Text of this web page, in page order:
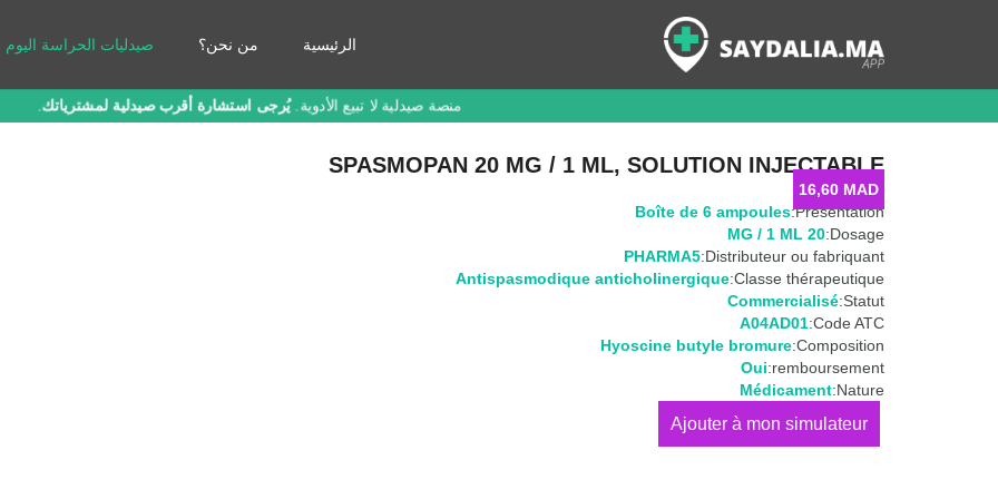
الرئيسية من نحن؟ صيدليات الحراسة اليوم
منصة صيدلية لا تبيع الأدوية.يُرجى استشارة أقرب صيدلية لمشترياتك.
SPASMOPAN 20 MG / 1 ML, SOLUTION INJECTABLE
16,60 MAD
Présentation:
Boîte de 6 ampoules
Dosage:
20 MG / 1 ML
Distributeur ou fabriquant:
PHARMA5
Classe thérapeutique:
Antispasmodique anticholinergique
Statut:
Commercialisé
Code ATC:
A04AD01
Composition:
Hyoscine butyle bromure
remboursement:
Oui
Nature:
Médicament
كمية